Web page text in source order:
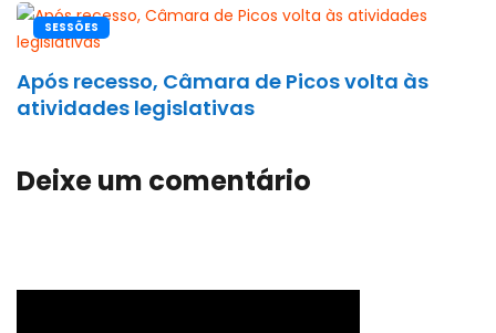
SESSÕES
Após recesso, Câmara de Picos volta às
atividades legislativas
Deixe um comentário